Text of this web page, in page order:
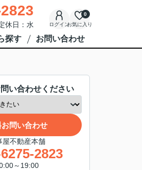
休日：水 ログインお気に入り
0
探す お問い合わせ
い合わせください
問い合わせ
屋不動産本舗
2823
～19:00